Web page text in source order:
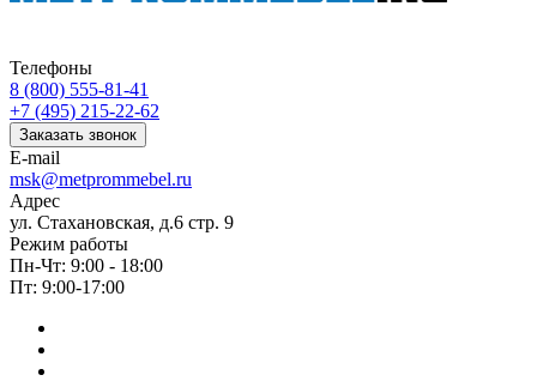
Телефоны
8 (800) 555-81-41
+7 (495) 215-22-62
Заказать звонок
E-mail
msk@metprommebel.ru
Адрес
ул. Стахановская, д.6 стр. 9
Режим работы
Пн-Чт: 9:00 - 18:00
Пт: 9:00-17:00